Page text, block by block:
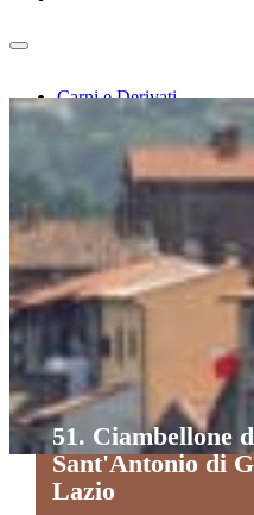
Carni e Derivati
Formaggi e Latticini
Oli
Paste Alimentari
Piatti della Tradizione
Prodotti da Forno
Vegetali
51. Ciambellone
Sant'Antonio di
Lazio